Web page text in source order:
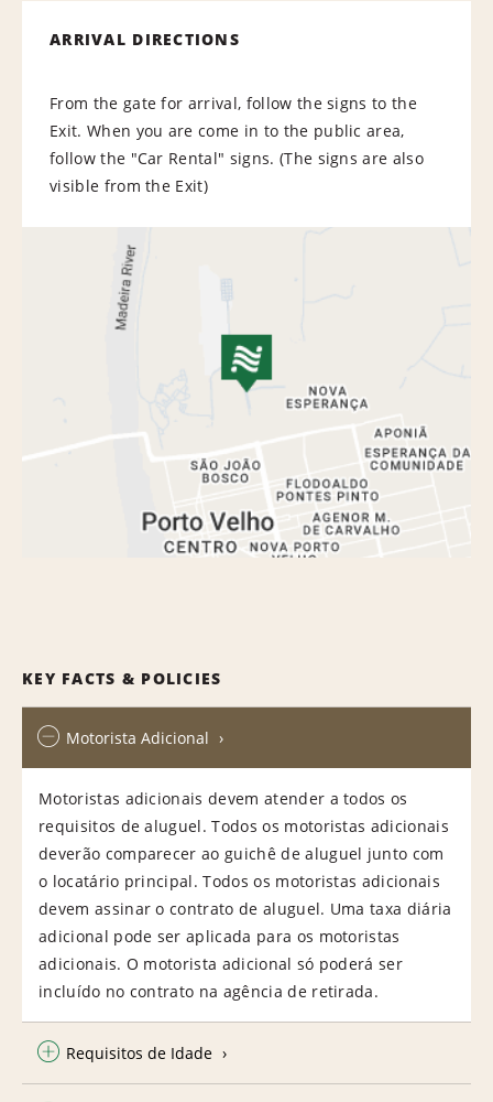
ARRIVAL DIRECTIONS
From the gate for arrival, follow the signs to the
Exit. When you are come in to the public area,
follow the "Car Rental" signs. (The signs are also
visible from the Exit)
KEY FACTS & POLICIES
Motorista Adicional
Motoristas adicionais devem atender a todos os
requisitos de aluguel. Todos os motoristas adicionais
deverão comparecer ao guichê de aluguel junto com
o locatário principal. Todos os motoristas adicionais
devem assinar o contrato de aluguel. Uma taxa diária
adicional pode ser aplicada para os motoristas
adicionais. O motorista adicional só poderá ser
incluído no contrato na agência de retirada.
Requisitos de Idade